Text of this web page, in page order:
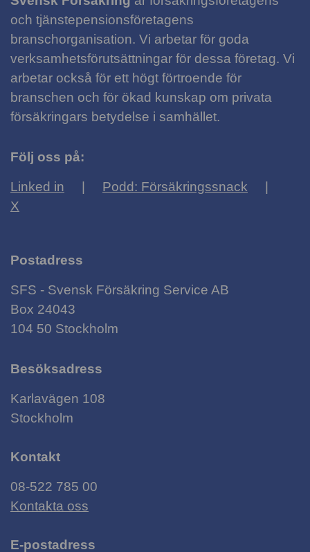
och tjänstepensionsföretagens
branschorganisation. Vi arbetar för goda
verksamhetsförutsättningar för dessa företag. Vi
arbetar också för ett högt förtroende för
branschen och för ökad kunskap om privata
försäkringars betydelse i samhället.
Följ oss på:
Linked in
Podd: Försäkringssnack
X
Postadress
SFS - Svensk Försäkring Service AB
Box 24043
104 50 Stockholm
Besöksadress
Karlavägen 108
Stockholm
Kontakt
08-522 785 00
Kontakta oss
E-postadress